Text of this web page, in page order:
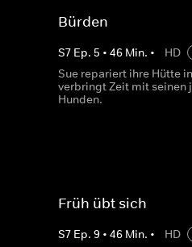
Bürden
S7 Ep. 5 • 46 Min. • HD
Sue repariert ihre Hütte
verbringt Zeit mit seinen
Hunden.
Früh übt sich
S7 Ep. 9 • 46 Min. • HD